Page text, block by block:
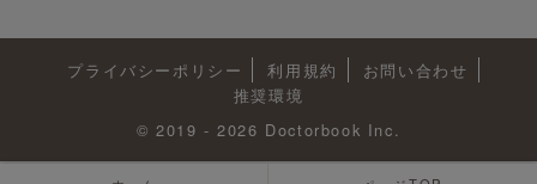
プライバシーポリシー 利用規約
お問い合わせ
推奨環境
© 2019 - 2026 Doctorbook Inc.